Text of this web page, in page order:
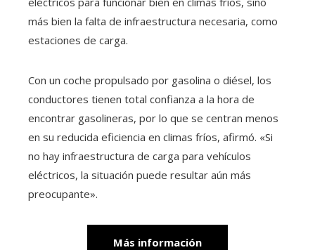
más bien la falta de infraestructura necesaria, como
estaciones de carga.
Con un coche propulsado por gasolina o diésel, los
conductores tienen total confianza a la hora de
encontrar gasolineras, por lo que se centran menos
en su reducida eficiencia en climas fríos, afirmó. «Si
no hay infraestructura de carga para vehículos
eléctricos, la situación puede resultar aún más
preocupante».
Más información